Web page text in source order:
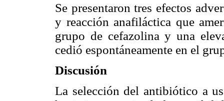
Se presentaron tres efectos
y reacción anafiláctica que
grupo de cefazolina y una
cedió espontáneamente en el
Discusión
La selección del antibiótico a